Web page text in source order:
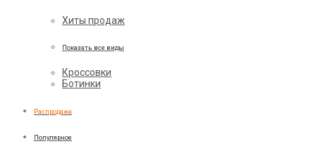
Хиты продаж
Показать все виды
Кроссовки
Ботинки
Распродажа
Популярное